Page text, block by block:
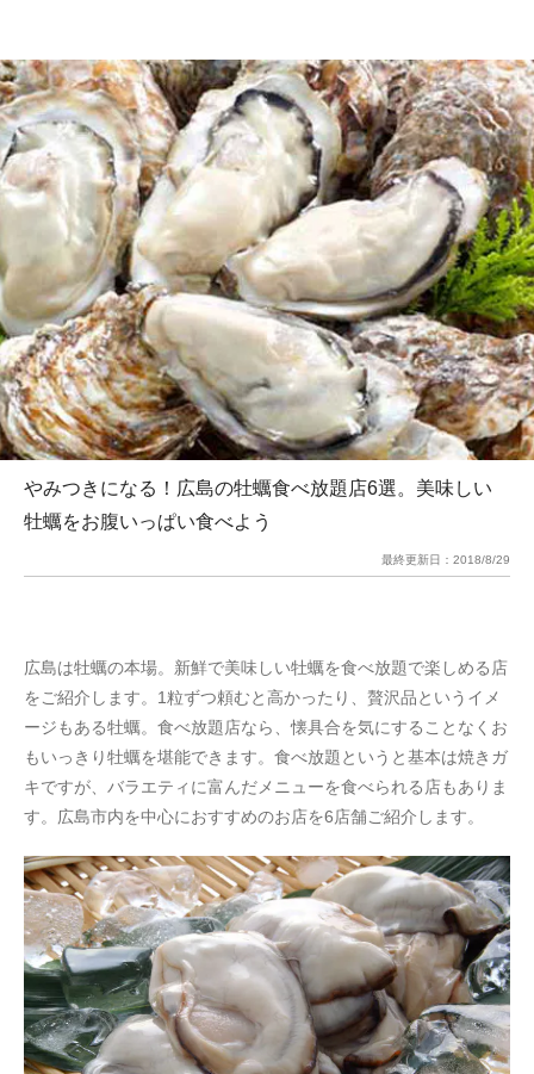
やみつきになる！広島の牡蠣食べ放題店6選。美味しい
牡蠣をお腹いっぱい食べよう
最終更新日： 2018/8/29
広島は牡蠣の本場。新鮮で美味しい牡蠣を食べ放題で楽しめる店
をご紹介します。1粒ずつ頼むと高かったり、贅沢品というイメ
ージもある牡蠣。食べ放題店なら、懐具合を気にすることなくお
もいっきり牡蠣を堪能できます。食べ放題というと基本は焼きガ
キですが、バラエティに富んだメニューを食べられる店もありま
す。広島市内を中心におすすめのお店を6店舗ご紹介します。